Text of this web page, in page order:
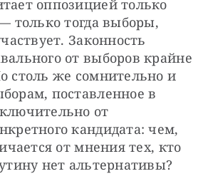
оппозицией только
только тогда выборы,
Законность
от выборов крайне
столь же сомнительно и
поставленное в
от
кандидата: чем,
от мнения тех, кто
нет альтернативы?